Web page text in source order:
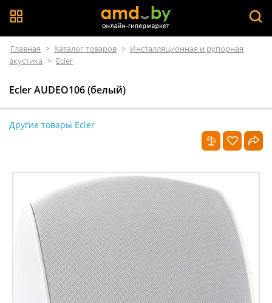
Главная > Каталог товаров > Инсталляционная и рупорная
акустика > Ecler
Ecler AUDEO106 (белый)
Другие товары Ecler